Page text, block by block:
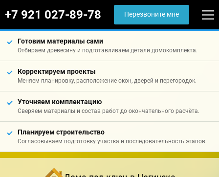
+7 921 027-89-78 Перезвоните мне
Готовим материалы сами
Отбираем древесину и подготавливаем детали домокомплекта.
Корректируем проекты
Меняем планировку, расположение окон, дверей и перегородок.
Уточняем комплектацию
Сверяем материалы и состав работ до окончательного расчёта.
Планируем строительство
Согласовываем подготовку участка и последовательность этапов.